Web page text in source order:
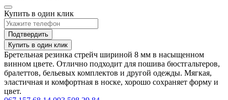
Купить в один клик
Подтвердить
Купить в один клик
Бретельная резинка стрейч шириной 8 мм в насыщенном
винном цвете. Отлично подходит для пошива бюстгальтеров,
бралеттов, бельевых комплектов и другой одежды. Мягкая,
эластичная и комфортная в носке, хорошо сохраняет форму и
цвет.